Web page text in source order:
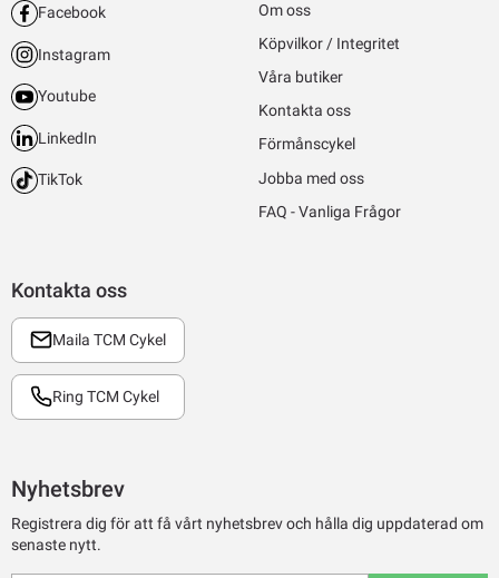
Kontakta oss
Maila TCM Cykel
Ring TCM Cykel
Facebook
Instagram
Youtube
LinkedIn
TikTok
Om oss
Köpvilkor / Integritet
Våra butiker
Kontakta oss
Förmånscykel
Jobba med oss
FAQ - Vanliga Frågor
Nyhetsbrev
Registrera dig för att få vårt nyhetsbrev och hålla dig uppdaterad om
senaste nytt.